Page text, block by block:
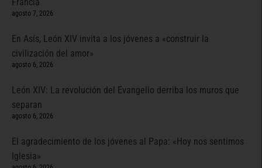
agosto 7, 2026
En Asís, León XIV invita a los jóvenes a «construir la
civilización del amor»
agosto 6, 2026
León XIV: La revolución del Evangelio derriba los muros que
separan
agosto 6, 2026
El agradecimiento de los jóvenes al Papa: «Hoy nos sentimos
Iglesia»